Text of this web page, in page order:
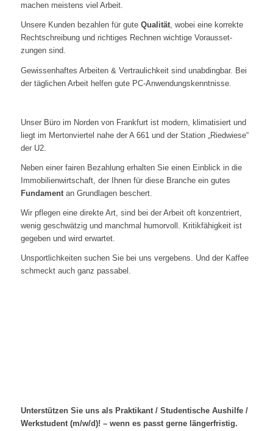
machen meistens viel Arbeit.
Unsere Kunden bezahlen für gute Qualität, wobei eine korrekte
Rechtschreibung und richtiges Rechnen wichtige Voraus­set­
zungen sind.
Gewissenhaftes Arbeiten & Vertraulichkeit sind unabdingbar. Bei
der täglichen Arbeit helfen gute PC-Anwendungskenntnisse.
Unser Büro im Norden von Frankfurt ist modern, klimatisiert und
liegt im Mertonviertel nahe der A 661 und der Station „Riedwiese“
der U2.
Neben einer fairen Bezahlung erhalten Sie einen Einblick in die
Immobilienwirtschaft, der Ihnen für diese Branche ein gutes
Fundament an Grundlagen beschert.
Wir pflegen eine direkte Art, sind bei der Arbeit oft konzentriert,
wenig geschwätzig und manchmal humorvoll. Kritikfähigkeit ist
gegeben und wird erwartet.
Unsportlichkeiten suchen Sie bei uns vergebens. Und der Kaffee
schmeckt auch ganz passabel.
Unterstützen Sie uns als Praktikant / Studentische Aushilfe /
Werkstudent (m/w/d)! – wenn es passt gerne längerfristig.